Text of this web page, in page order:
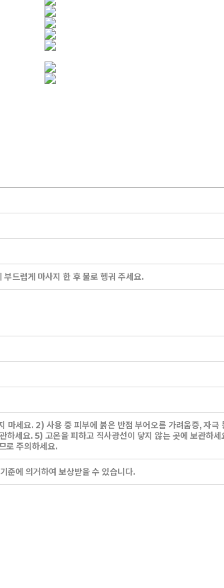
드럽게 마사지 한 후 물로 헹궈 주세요.
마세요. 2) 사용 중 피부에 붉은 반점 부어오름 가려움증, 자
세요. 5) 고온을 피하고 직사광선이 닿지 않는 곳에 보관하
로 주의하세요.
준에 의거하여 보상받을 수 있습니다.